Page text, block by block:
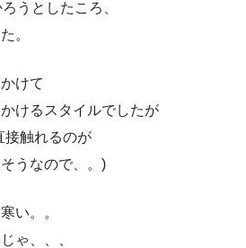
うとしたころ、
。
けて
けるスタイルでしたが
接触れるのが
うなので、。)
い。。
ゃ、、、